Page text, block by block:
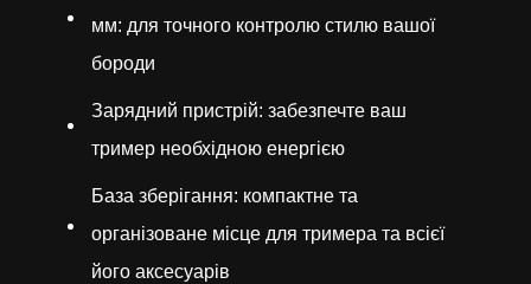
мм: для точного контролю стилю вашої
бороди
Зарядний пристрій: забезпечте ваш
тример необхідною енергією
База зберігання: компактне та
організоване місце для тримера та всієї
його аксесуарів